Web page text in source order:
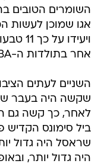
השומרים הטובים
אגו שמוכן לעשות
אחר בתולדות ה-NBA.
השניים לעתים
שקשה היה בעבר
לאחר, כך קשה גם
ביל סימונס הקדיש
היה גדול יותר,